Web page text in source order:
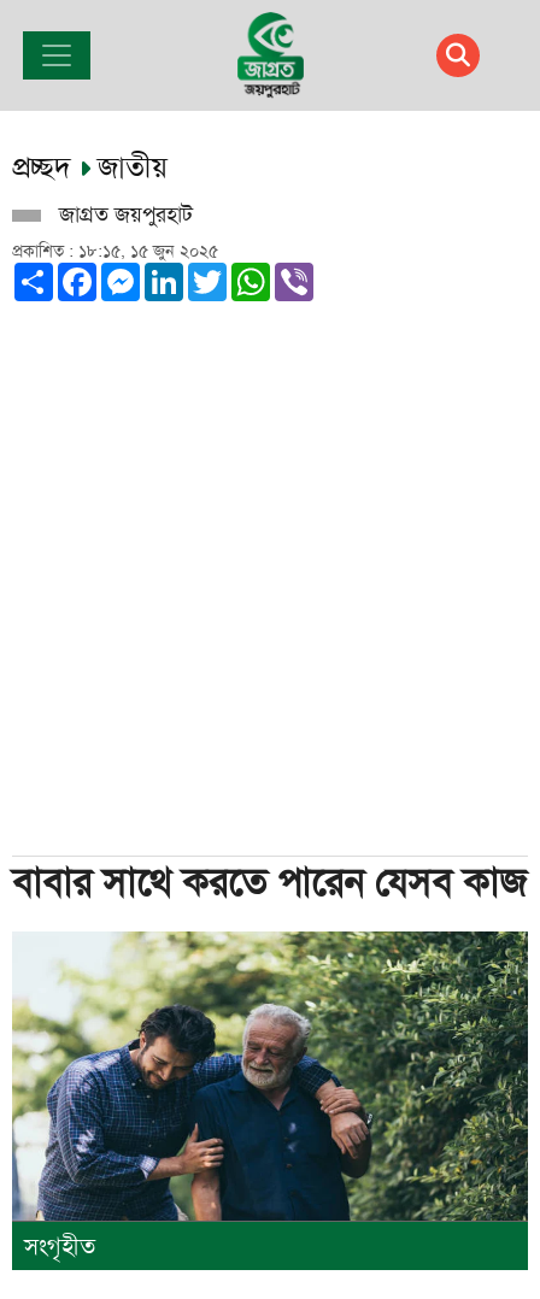
প্রচ্ছদ জাতীয়
জাগ্রত জয়পুরহাট
প্রকাশিত : ১৮:১৫, ১৫ জুন ২০২৫
ShareFacebook
Messenger
LinkedIn
TwitterWhatsApp
বাবার সাথে করতে পারেন যেসব কাজ
সংগৃহীত